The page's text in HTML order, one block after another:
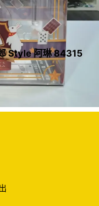
Style 阿琳 84315